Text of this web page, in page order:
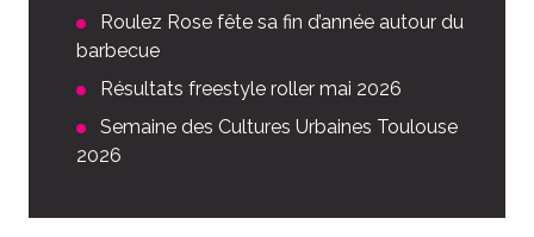
Roulez Rose fête sa fin d’année autour du
barbecue
Résultats freestyle roller mai 2026
Semaine des Cultures Urbaines Toulouse
2026